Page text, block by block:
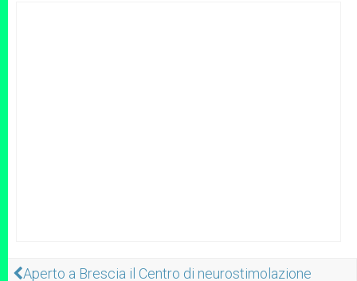
Aperto a Brescia il Centro di neurostimolazione